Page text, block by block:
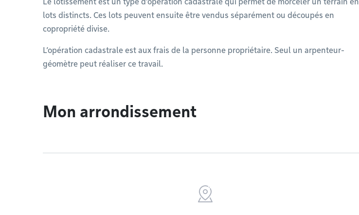
lots distincts. Ces lots peuvent ensuite être vendus séparément ou découpés en
copropriété divise.
L’opération cadastrale est aux frais de la personne propriétaire. Seul un arpenteur-
géomètre peut réaliser ce travail.
Mon arrondissement